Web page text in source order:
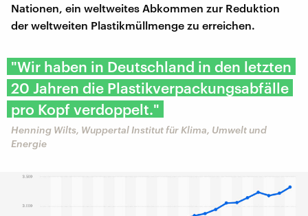
Nationen, ein weltweites Abkommen zur Reduktion
der weltweiten Plastikmüllmenge zu erreichen.
"Wir haben in Deutschland in den letzten
20 Jahren die Plastikverpackungsabfälle
pro Kopf verdoppelt."
Henning Wilts, Wuppertal Institut für Klima, Umwelt und
Energie